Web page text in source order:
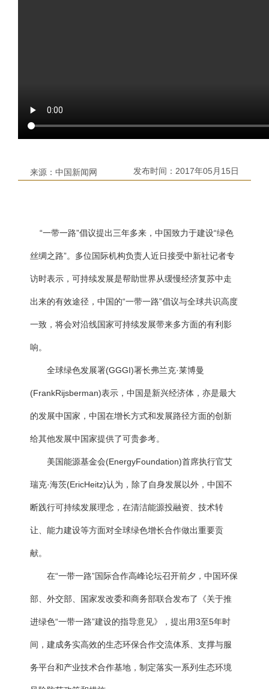
来源： 中国新闻网 发布时间： 2017年05月15日
“一带一路”倡议提出三年多来，中国致力于建设“绿色
丝绸之路”。多位国际机构负责人近日接受中新社记者专
访时表示，可持续发展是帮助世界从缓慢经济复苏中走
出来的有效途径，中国的“一带一路”倡议与全球共识高度
一致，将会对沿线国家可持续发展带来多方面的有利影
响。
全球绿色发展署(GGGI)署长弗兰克·莱博曼
(FrankRijsberman)表示，中国是新兴经济体，亦是最大
的发展中国家，中国在增长方式和发展路径方面的创新
给其他发展中国家提供了可贵参考。
美国能源基金会(EnergyFoundation)首席执行官艾
瑞克·海茨(EricHeitz)认为，除了自身发展以外，中国不
断践行可持续发展理念，在清洁能源投融资、技术转
让、能力建设等方面对全球绿色增长合作做出重要贡
献。
在“一带一路”国际合作高峰论坛召开前夕，中国环保
部、外交部、国家发改委和商务部联合发布了《关于推
进绿色“一带一路”建设的指导意见》，提出用3至5年时
间，建成务实高效的生态环保合作交流体系、支撑与服
务平台和产业技术合作基地，制定落实一系列生态环境